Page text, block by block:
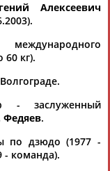
Юлия
АБАЛАКИНА
Ростом
АБАШИДЗЕ
Алексеевич
международного
60 кг).
- заслуженный
Федяев.
по дзюдо (1977 -
- команда).